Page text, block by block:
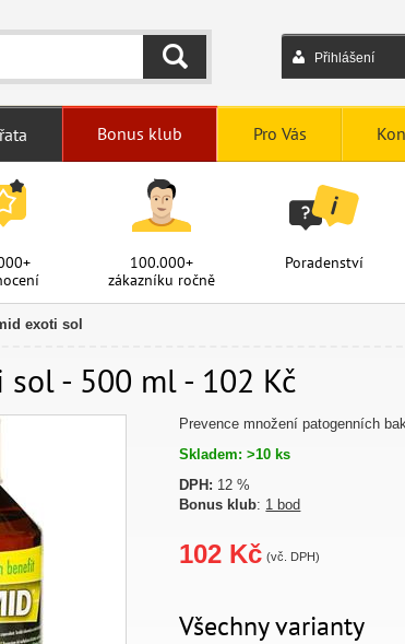
Přihlášení
HLEDAT
Bonus klub Pro Vás
100.000+
zákazníku ročně
Poradenství
exoti sol
- 500 ml - 102 Kč
Prevence množení patogenních
Skladem: >10 ks
DPH: 12 %
Bonus klub: 1 bod
102 Kč (vč. DPH)
Všechny varianty